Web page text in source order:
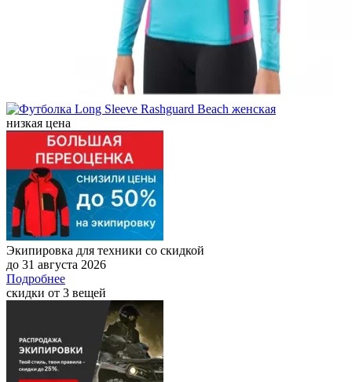
низкая цена
Экипировка для техники со скидкой
до 31 августа 2026
Подробнее
скидки от 3 вещей